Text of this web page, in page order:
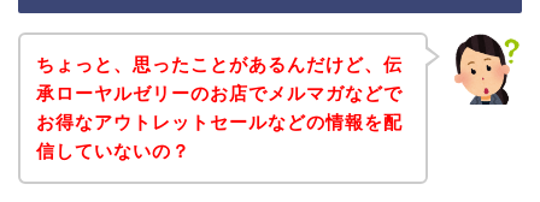
ちょっと、思ったことがあるんだけど、伝
承ローヤルゼリーのお店でメルマガなどで
お得なアウトレットセールなどの情報を配
信していないの？